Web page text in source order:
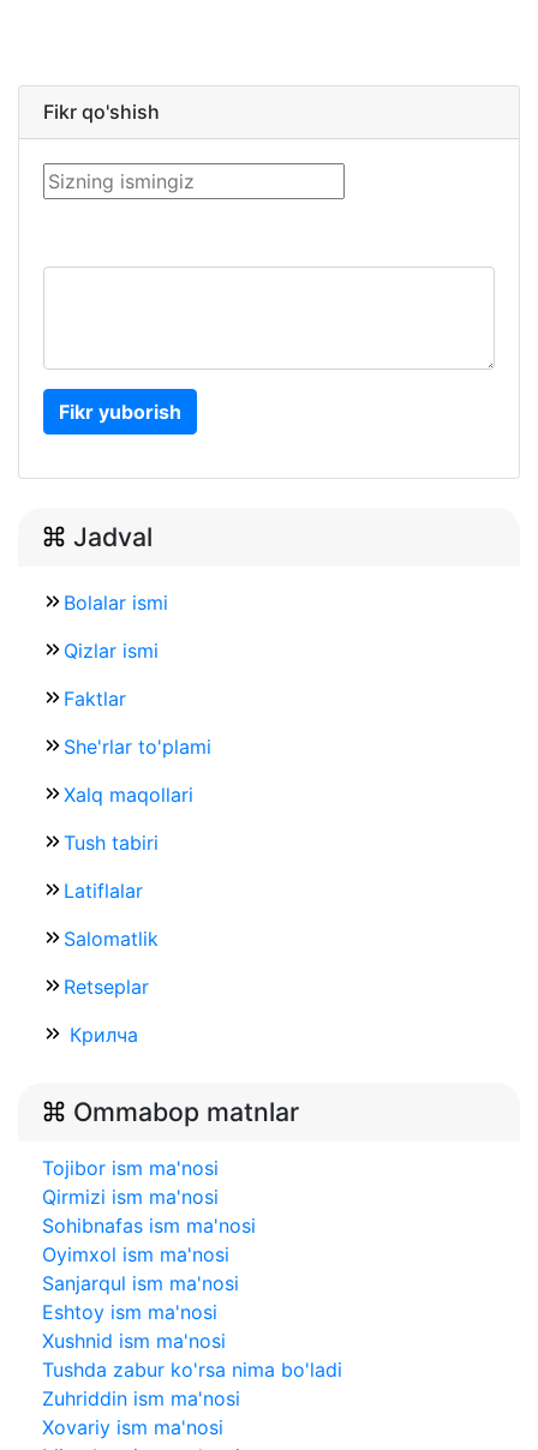
Fikr qo'shish
Fikr yuborish
Jadval
Bolalar ismi
Qizlar ismi
Faktlar
She'rlar to'plami
Xalq maqollari
Tush tabiri
Latiflalar
Salomatlik
Retseplar
Крилча
Ommabop matnlar
Tojibor ism ma'nosi
Qirmizi ism ma'nosi
Sohibnafas ism ma'nosi
Oyimxol ism ma'nosi
Sanjarqul ism ma'nosi
Eshtoy ism ma'nosi
Xushnid ism ma'nosi
Tushda zabur ko'rsa nima bo'ladi
Zuhriddin ism ma'nosi
Xovariy ism ma'nosi